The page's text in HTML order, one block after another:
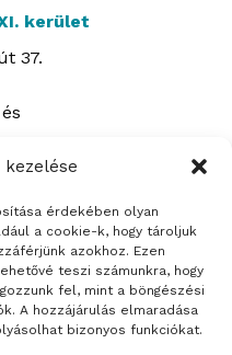
kezelése
érdekében olyan
a cookie-k, hogy tároljuk
azokhoz. Ezen
teszi számunkra, hogy
fel, mint a böngészési
A hozzájárulás elmaradása
bizonyos funkciókat.
kerület
37.